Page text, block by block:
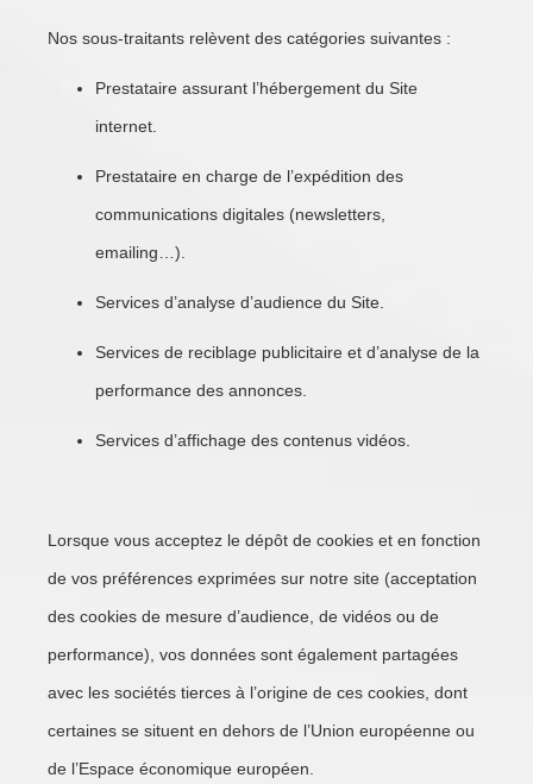
Nos sous-traitants relèvent des catégories suivantes :
Prestataire assurant l’hébergement du Site
internet.
Prestataire en charge de l’expédition des
communications digitales (newsletters,
emailing…).
Services d’analyse d’audience du Site.
Services de reciblage publicitaire et d’analyse de la
performance des annonces.
Services d’affichage des contenus vidéos.
Lorsque vous acceptez le dépôt de cookies et en fonction
de vos préférences exprimées sur notre site (acceptation
des cookies de mesure d’audience, de vidéos ou de
performance), vos données sont également partagées
avec les sociétés tierces à l’origine de ces cookies, dont
certaines se situent en dehors de l’Union européenne ou
de l’Espace économique européen.